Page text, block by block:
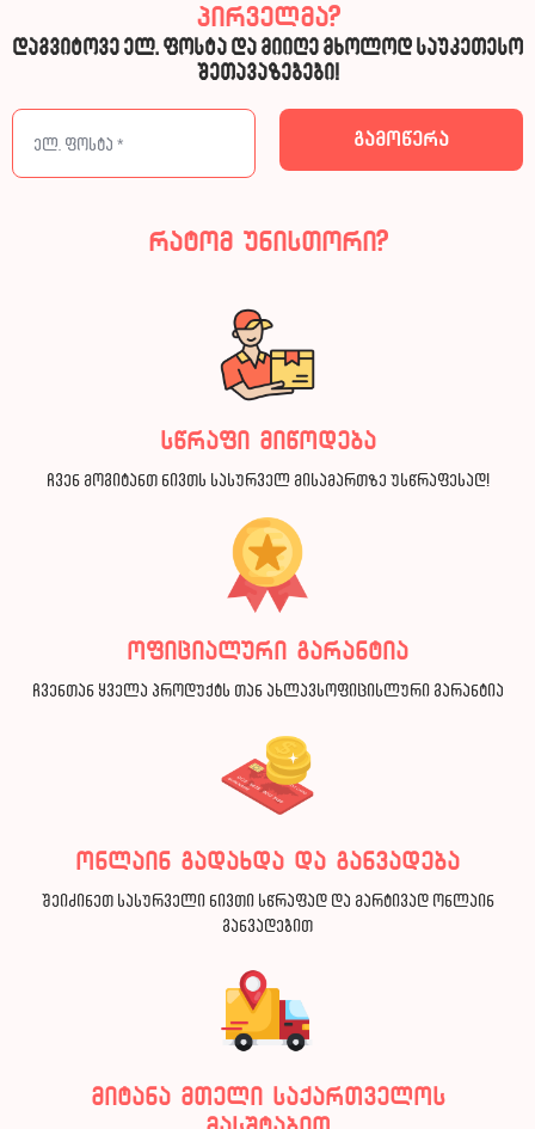
პირველმა?
დაგვიტოვე ელ. ფოსტა და მიიღე მხოლოდ საუკეთესო
შეთავაზებები!
რატომ უნისთორი?
სწრაფი მიწოდება
ჩვენ მოგიტანთ ნივთს სასურველ მისამართზე უსწრაფესად!
ოფიციალური გარანტია
ჩვენთან ყველა პროდუქტს თან ახლავსოფიცისლური გარანტია
ონლაინ გადახდა და განვადება
შეიძინეთ სასურველი ნივთი სწრაფად და მარტივად ონლაინ
განვადებით
მიტანა მთელი საქართველოს